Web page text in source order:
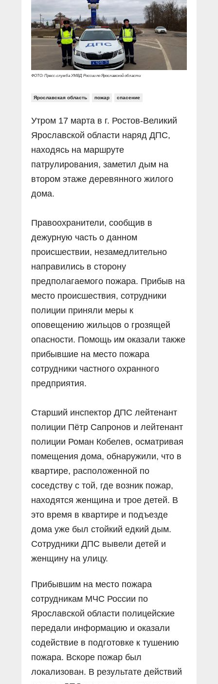
Социальные ролики
Документальные фильмы
В знании сила
Специальный репортаж
КиберПОСТОВОЙ
Газета «Щит и меч»
Журнал «Полиция России»
О ПОРТАЛЕ
Контакты
ФОТО: Пресс-служба УМВД России по Ярославской области
Ярославская область пожар спасение
Утром 17 марта в г. Ростов-Великий
Ярославской области наряд ДПС,
находясь на маршруте
патрулирования, заметил дым на
втором этаже деревянного жилого
дома.
Правоохранители, сообщив в
дежурную часть о данном
происшествии, незамедлительно
направились в сторону
предполагаемого пожара. Прибыв на
место происшествия, сотрудники
полиции приняли меры к
оповещению жильцов о грозящей
опасности. Помощь им оказали также
прибывшие на место пожара
сотрудники частного охранного
предприятия.
Старший инспектор ДПС лейтенант
полиции Пётр Сапронов и лейтенант
полиции Роман Кобелев, осматривая
помещения дома, обнаружили, что в
квартире, расположенной по
соседству с той, где возник пожар,
находятся женщина и трое детей. В
это время в квартире и подъезде
дома уже был стойкий едкий дым.
Сотрудники ДПС вывели детей и
женщину на улицу.
Прибывшим на место пожара
сотрудникам МЧС России по
Ярославской области полицейские
передали информацию и оказали
содействие в подготовке к тушению
пожара. Вскоре пожар был
локализован. В результате действий